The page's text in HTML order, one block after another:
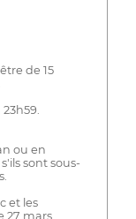
de 15
ou en
sont sous-
et les
27 mars